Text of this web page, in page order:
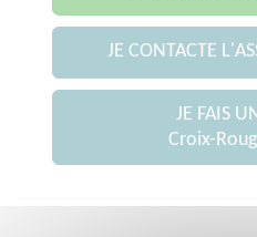
JE CONTACTE
JE FAIS
Croix-